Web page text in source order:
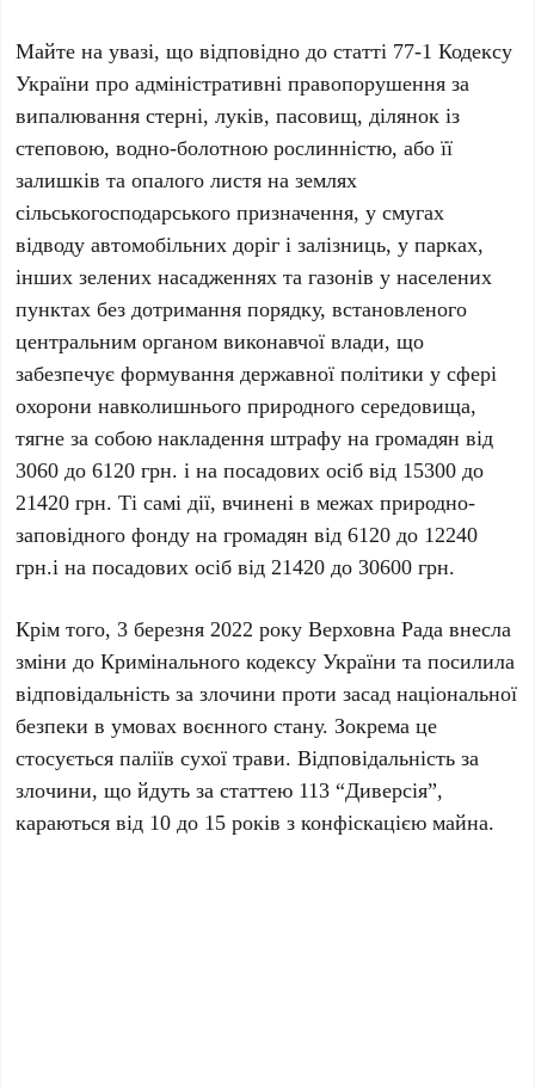
Майте на увазі, що відповідно до статті 77-1 Кодексу
України про адміністративні правопорушення за
випалювання стерні, луків, пасовищ, ділянок із
степовою, водно-болотною рослинністю, або її
залишків та опалого листя на землях
сільськогосподарського призначення, у смугах
відводу автомобільних доріг і залізниць, у парках,
інших зелених насадженнях та газонів у населених
пунктах без дотримання порядку, встановленого
центральним органом виконавчої влади, що
забезпечує формування державної політики у сфері
охорони навколишнього природного середовища,
тягне за собою накладення штрафу на громадян від
3060 до 6120 грн. і на посадових осіб від 15300 до
21420 грн. Ті самі дії, вчинені в межах природно-
заповідного фонду на громадян від 6120 до 12240
грн.і на посадових осіб від 21420 до 30600 грн.
Крім того, 3 березня 2022 року Верховна Рада внесла
зміни до Кримінального кодексу України та посилила
відповідальність за злочини проти засад національної
безпеки в умовах воєнного стану. Зокрема це
стосується паліїв сухої трави. Відповідальність за
злочини, що йдуть за статтею 113 “Диверсія”,
караються від 10 до 15 років з конфіскацією майна.